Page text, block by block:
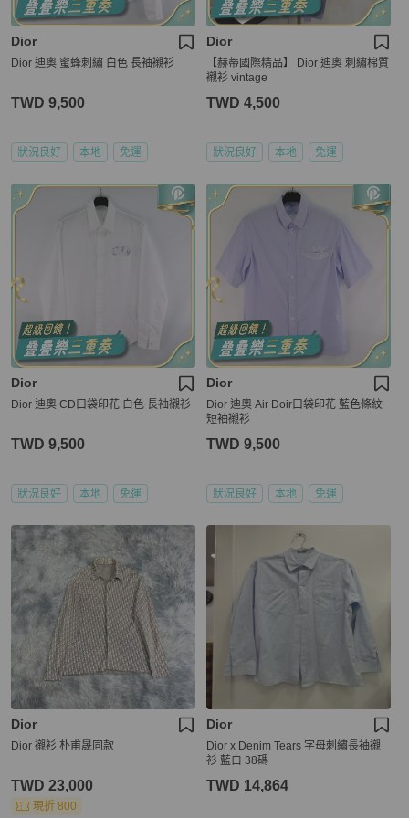
Dior
Dior 迪奧 蜜蜂刺繡 白色 長袖襯衫
TWD 9,500
狀況良好 本地 免運
Dior
【赫蒂國際精品】 Dior 迪奧 刺繡棉質
襯衫 vintage
TWD 4,500
狀況良好 本地 免運
Dior
Dior 迪奧 CD口袋印花 白色 長袖襯衫
TWD 9,500
狀況良好 本地 免運
Dior
Dior 迪奧 Air Doir口袋印花 藍色條紋
短袖襯衫
TWD 9,500
狀況良好 本地 免運
Dior
Dior 襯衫 朴甫晟同款
TWD 23,000
現折 800
Dior
Dior x Denim Tears 字母刺繡長袖襯
衫 藍白 38碼
TWD 14,864